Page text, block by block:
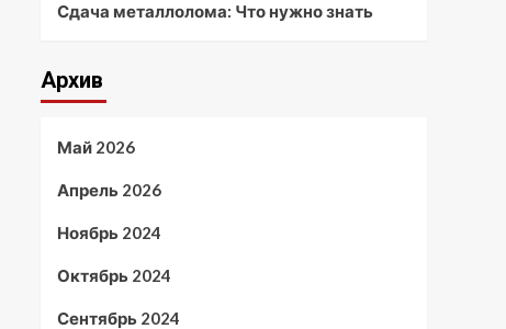
Сдача металлолома: Что нужно знать
Архив
Май 2026
Апрель 2026
Ноябрь 2024
Октябрь 2024
Сентябрь 2024